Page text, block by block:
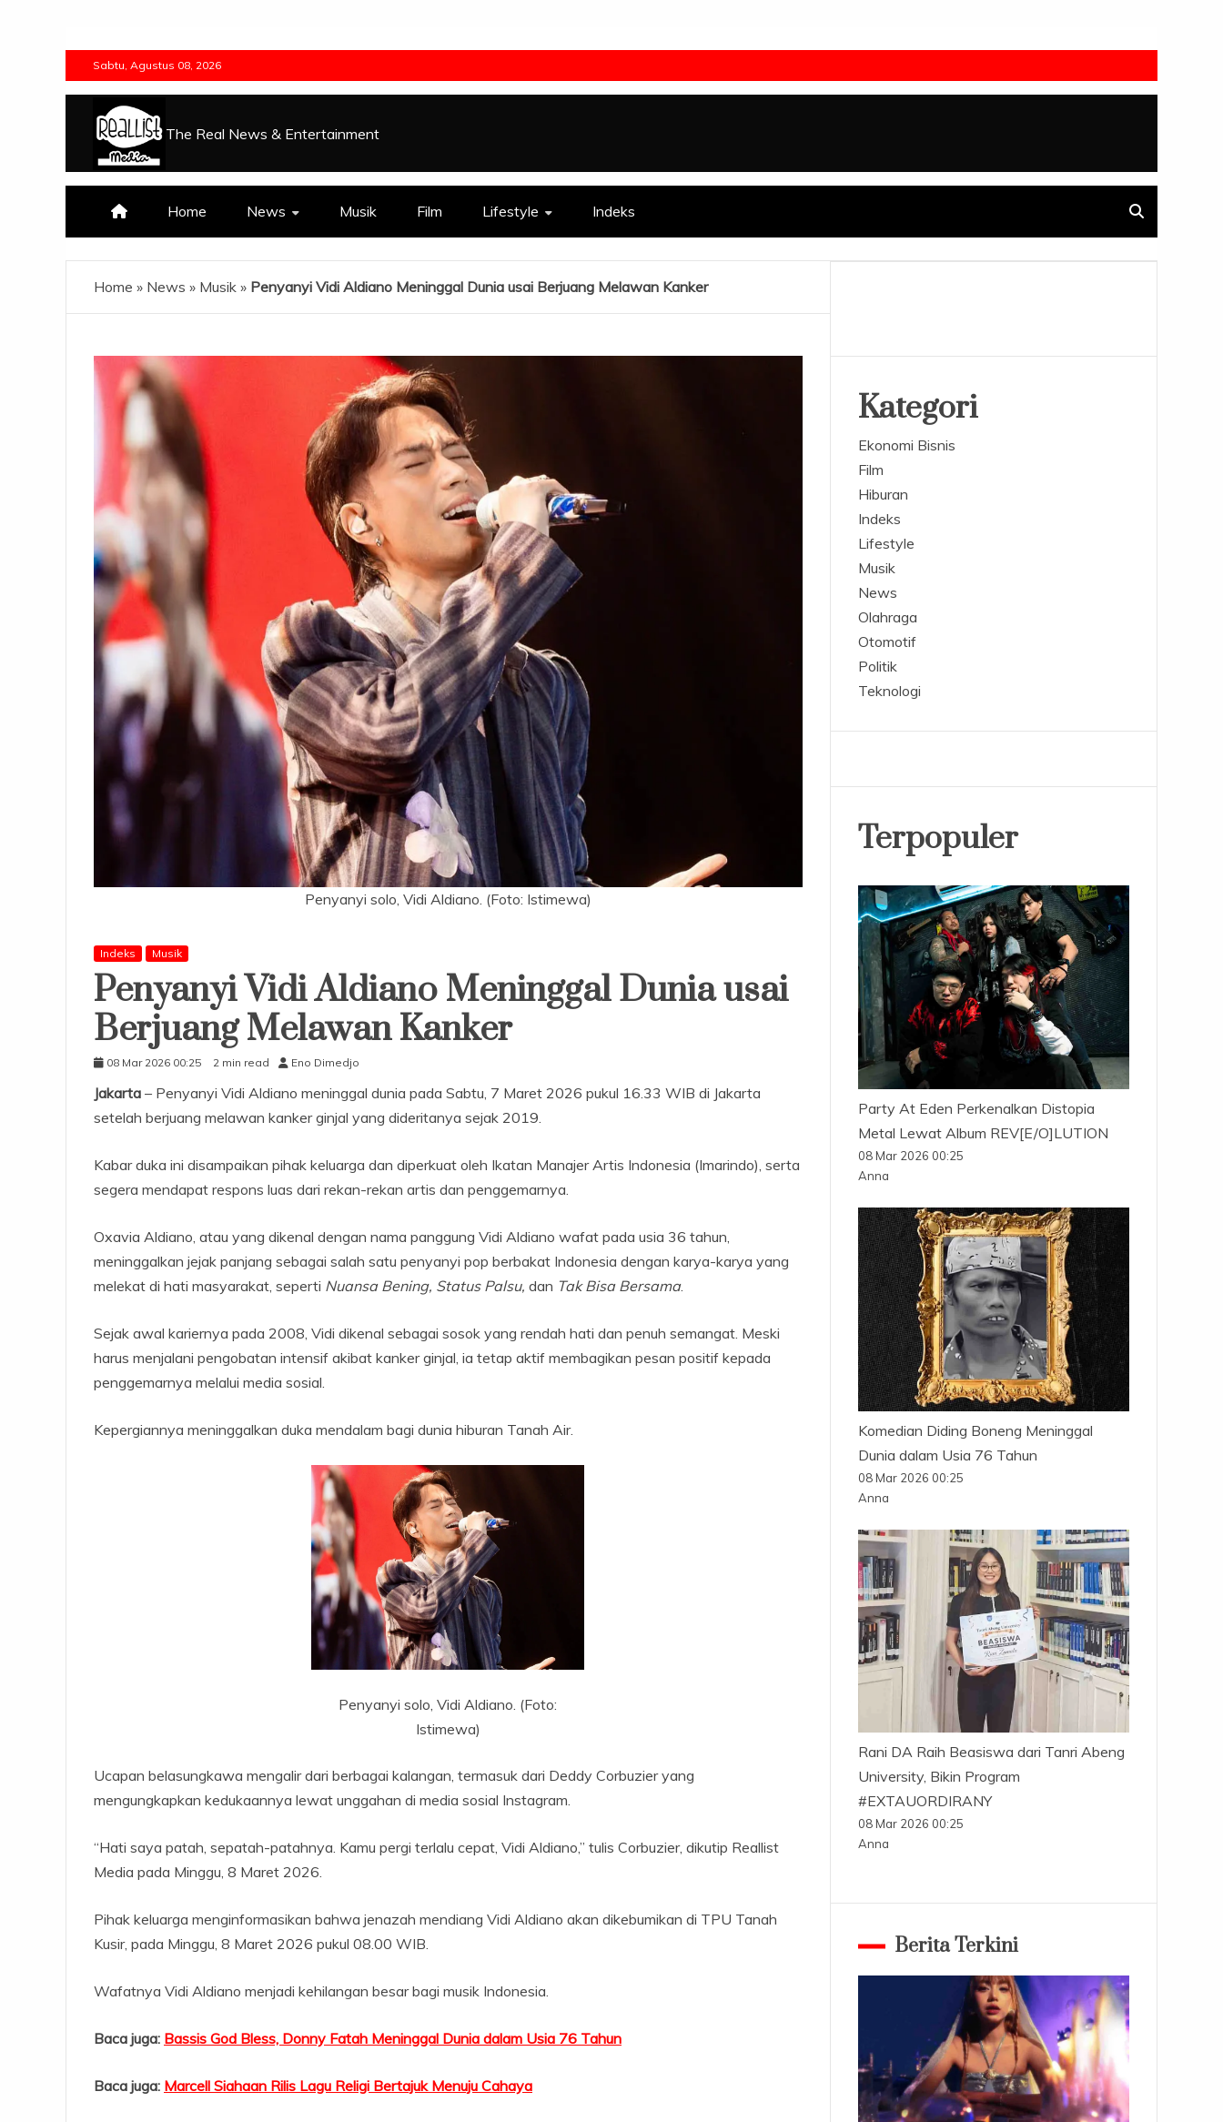
Sabtu, Agustus 08, 2026
The Real News & Entertainment
Home News Musik Film Lifestyle Indeks
Home » News » Musik » Penyanyi Vidi Aldiano Meninggal Dunia usai Berjuang Melawan Kanker
Penyanyi solo, Vidi Aldiano. (Foto: Istimewa)
Indeks Musik
Penyanyi Vidi Aldiano Meninggal Dunia usai
Berjuang Melawan Kanker
08 Mar 2026 00:25 2 min read Eno Dimedjo
Jakarta – Penyanyi Vidi Aldiano meninggal dunia pada Sabtu, 7 Maret 2026 pukul 16.33 WIB di Jakarta
setelah berjuang melawan kanker ginjal yang dideritanya sejak 2019.
Kabar duka ini disampaikan pihak keluarga dan diperkuat oleh Ikatan Manajer Artis Indonesia (Imarindo), serta
segera mendapat respons luas dari rekan-rekan artis dan penggemarnya.
Oxavia Aldiano, atau yang dikenal dengan nama panggung Vidi Aldiano wafat pada usia 36 tahun,
meninggalkan jejak panjang sebagai salah satu penyanyi pop berbakat Indonesia dengan karya-karya yang
melekat di hati masyarakat, seperti Nuansa Bening, Status Palsu, dan Tak Bisa Bersama.
Sejak awal kariernya pada 2008, Vidi dikenal sebagai sosok yang rendah hati dan penuh semangat. Meski
harus menjalani pengobatan intensif akibat kanker ginjal, ia tetap aktif membagikan pesan positif kepada
penggemarnya melalui media sosial.
Kepergiannya meninggalkan duka mendalam bagi dunia hiburan Tanah Air.
Penyanyi solo, Vidi Aldiano. (Foto:
Istimewa)
Ucapan belasungkawa mengalir dari berbagai kalangan, termasuk dari Deddy Corbuzier yang
mengungkapkan kedukaannya lewat unggahan di media sosial Instagram.
“Hati saya patah, sepatah-patahnya. Kamu pergi terlalu cepat, Vidi Aldiano,” tulis Corbuzier, dikutip Reallist
Media pada Minggu, 8 Maret 2026.
Pihak keluarga menginformasikan bahwa jenazah mendiang Vidi Aldiano akan dikebumikan di TPU Tanah
Kusir, pada Minggu, 8 Maret 2026 pukul 08.00 WIB.
Wafatnya Vidi Aldiano menjadi kehilangan besar bagi musik Indonesia.
Baca juga: Bassis God Bless, Donny Fatah Meninggal Dunia dalam Usia 76 Tahun
Baca juga: Marcell Siahaan Rilis Lagu Religi Bertajuk Menuju Cahaya
Kategori
Ekonomi Bisnis
Film
Hiburan
Indeks
Lifestyle
Musik
News
Olahraga
Otomotif
Politik
Teknologi
Terpopuler
Party At Eden Perkenalkan Distopia
Metal Lewat Album REV[E/O]LUTION
08 Mar 2026 00:25
Anna
Komedian Diding Boneng Meninggal
Dunia dalam Usia 76 Tahun
08 Mar 2026 00:25
Anna
Rani DA Raih Beasiswa dari Tanri Abeng
University, Bikin Program
#EXTAUORDIRANY
08 Mar 2026 00:25
Anna
Berita Terkini